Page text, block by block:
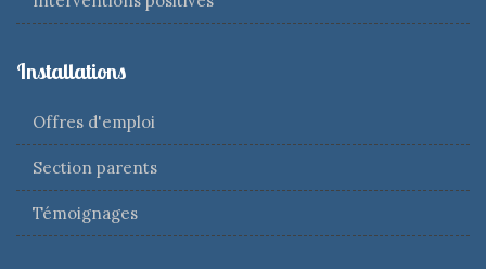
Installations
Offres d'emploi
Section parents
Témoignages